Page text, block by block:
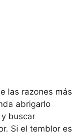
las razones más
abrigarlo
buscar
Si el temblor es